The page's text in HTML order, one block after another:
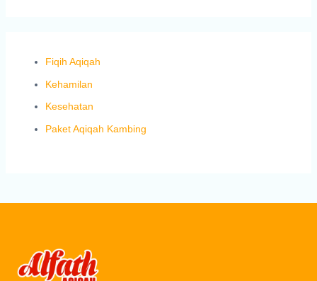
Fiqih Aqiqah
Kehamilan
Kesehatan
Paket Aqiqah Kambing